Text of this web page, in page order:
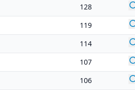
128
119
114
107
106